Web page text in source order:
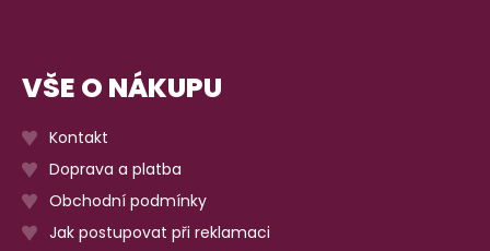
VŠE O NÁKUPU
Kontakt
Doprava a platba
Obchodní podmínky
Jak postupovat při reklamaci